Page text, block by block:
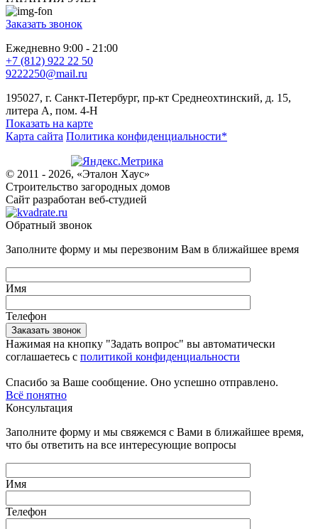
Заказать звонок
Ежедневно 9:00 - 21:00
+7 (812) 922 22 50
9222250@mail.ru
195027, г. Санкт-Петербург, пр-кт Среднеохтинский, д. 15,
литера А, пом. 4-Н
Показать на карте
Карта сайта Политика конфиденциальности*
© 2011 - 2026, «Эталон Хаус»
Строительство загородных домов
Сайт разработан веб-студией
Обратный звонок
Заполните форму и мы перезвоним Вам в ближайшее время
Имя
Телефон
Нажимая на кнопку "Задать вопрос" вы автоматически
соглашаетесь с политикой конфиденциальности
Спасибо за Ваше сообщение. Оно успешно отправлено.
Всё понятно
Консультация
Заполните форму и мы свяжемся с Вами в ближайшее время,
что бы ответить на все интересующие вопросы
Имя
Телефон